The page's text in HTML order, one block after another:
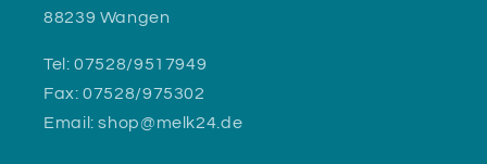
88239 Wangen
Tel: 07528/9517949
Fax: 07528/975302
Email: shop@melk24.de